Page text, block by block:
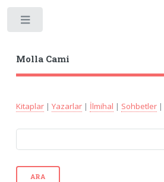
Molla Cami
Kitaplar| Yazarlar| İlmihal | Sohbetler|
ARA